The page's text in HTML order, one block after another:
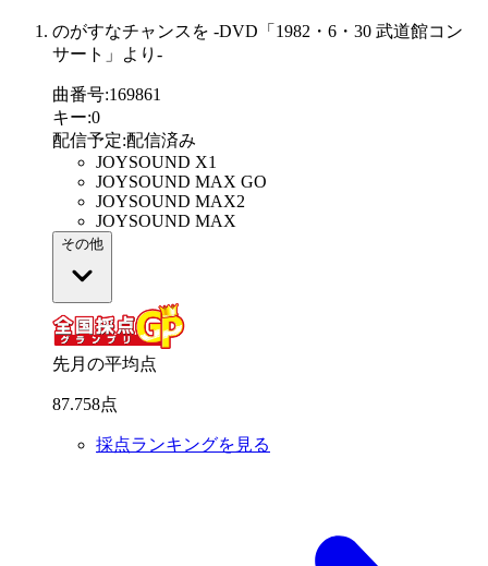
のがすなチャンスを -DVD「1982・6・30 武道館コン
サート」より-
曲番号:169861
キー:0
配信予定:配信済み
JOYSOUND X1
JOYSOUND MAX GO
JOYSOUND MAX2
JOYSOUND MAX
その他
先月の平均点
87.758点
採点ランキングを見る